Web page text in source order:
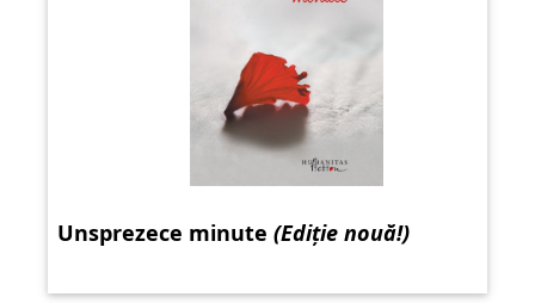
Unsprezece minute (Ediție nouă!)